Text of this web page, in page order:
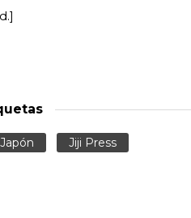
Jiji Press